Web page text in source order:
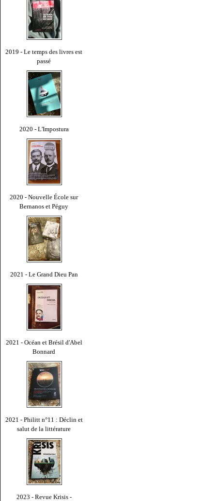
2019 - Le temps des livres est
passé
2020 - L'Impostura
2020 - Nouvelle École sur
Bernanos et Péguy
2021 - Le Grand Dieu Pan
2021 - Océan et Brésil d'Abel
Bonnard
2021 - Philitt n°11 : Déclin et
salut de la littérature
2023 - Revue Krisis -